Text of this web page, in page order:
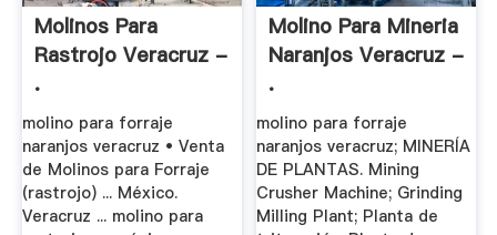
Molinos Para
Rastrojo Veracruz -
.
molino para forraje
naranjos veracruz • Venta
de Molinos para Forraje
(rastrojo) ... México.
Veracruz ... molino para
Molino Para Mineria
Naranjos Veracruz -
.
molino para forraje
naranjos veracruz; MINERÍA
DE PLANTAS. Mining
Crusher Machine; Grinding
Milling Plant; Planta de